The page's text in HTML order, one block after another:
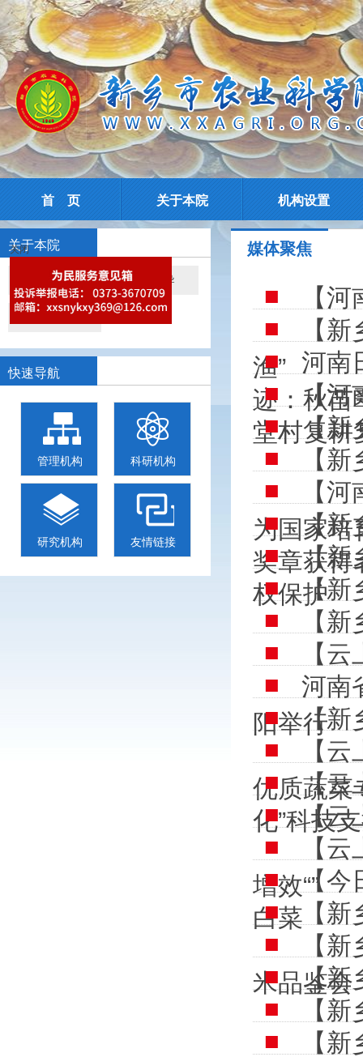
首 页 关于本院 机构设置
关于本院
院情简介 现任领导
院所导航
快速导航
管理机构 科研机构
研究机构 友情链接
媒体聚焦
【
【
渔” 河南
迹：秋苗
【河
堂村复耕
【新
【
【
为国家培
【新
奖章获得
【新
权保护【新
【
【
河南
阳举行【新
【
优质蔬菜
【云
化”科技
【云
【
增效“”【今
白菜【新
【
米品鉴会
【新
【
【
关闭